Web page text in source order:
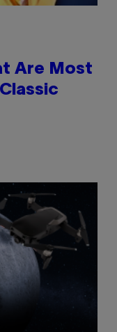
Are Most